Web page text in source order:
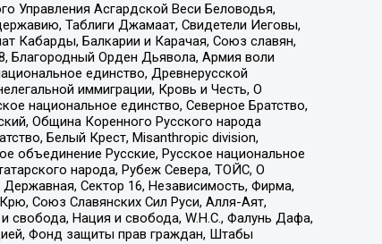
Управления Асгардской Веси Беловодья,
Таблиги Джамаат, Свидетели Иеговы,
Кабарды, Балкарии и Карачая, Союз славян,
Благородный Орден Дьявола, Армия воли
единство, Древнерусской
иммиграции, Кровь и Честь, О
национальное единство, Северное Братство,
Община Коренного Русского народа
Белый Крест, Misanthropic division,
объединение Русские, Русское национальное
народа, Рубеж Севера, ТОЙС, О
Сектор 16, Независимость, Фирма,
Союз Славянских Сил Руси, Алля-Аят,
свобода, Нация и свобода, W.H.С., Фалунь Дафа,
Фонд защиты прав граждан, Штабы